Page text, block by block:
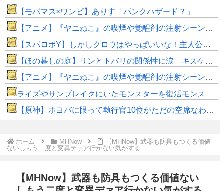
【モバマス×ワンピ】ありす「パンクハザード？」
【アニメ】『ヤニねこ』の喫煙や覚醒剤の注射シーン、青少年への影響をめぐってBPOで問題視「社会的な問題になっている時に紛らわしいことをするな」
【スパロボY】しかしクロウはやっぱいいな！主人公として魅力的すぎる…！
【ほの暮しの庭】リンとトバリの関係性に涙 キスケの株も急上昇
【アニメ】『ヤニねこ』の喫煙や覚醒剤の注射シーン、青少年への影響をめぐってBPOで問題視「社会的な問題になっている時に紛らわしいことをするな」
ライズやサンブレイクにいたモンスターを復活モンスターと呼ぶのはやめよう
【原神】ホヨバに限って執行官10位がただの空席なわけない！
ホーム MHNow
【MHNow】武器も防具もつくる価値
ないしもう二度と変異デァア行かない気がする
【MHNow】武器も防具もつくる価値ない